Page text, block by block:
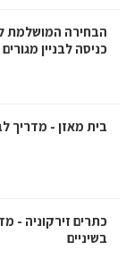
הבחירה המושלמת
כניסה לבניין מגורים
בית מאזן - מדריך
כתרים זירקוניה -
בשיניים